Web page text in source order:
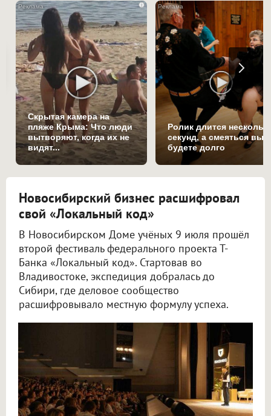
i
Скрытая камера на
пляже Крыма: Что люди
вытворяют, когда их не
видят...
Ролик длится
секунд, а смеяться вы
будете долго
Новосибирский бизнес расшифровал
свой «Локальный код»
В Новосибирском Доме учёных 9 июля прошёл
второй фестиваль федерального проекта Т-
Банка «Локальный код». Стартовав во
Владивостоке, экспедиция добралась до
Сибири, где деловое сообщество
расшифровывало местную формулу успеха.